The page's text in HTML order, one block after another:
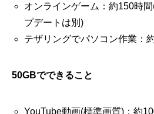
オンラインゲーム：約150時
プデートは別)
テザリングでパソコン作業：
50GBでできること
YouTube動画(標準画質)：約